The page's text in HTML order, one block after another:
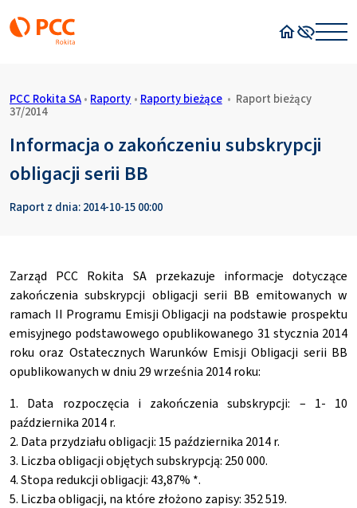
PCC Rokita SA • Raporty • Raporty bieżące • Raport bieżący
37/2014
Informacja o zakończeniu subskrypcji
obligacji serii BB
Raport z dnia: 2014-10-15 00:00
Zarząd PCC Rokita SA przekazuje informacje dotyczące
zakończenia subskrypcji obligacji serii BB emitowanych w
ramach II Programu Emisji Obligacji na podstawie prospektu
emisyjnego podstawowego opublikowanego 31 stycznia 2014
roku oraz Ostatecznych Warunków Emisji Obligacji serii BB
opublikowanych w dniu 29 września 2014 roku:
1. Data rozpoczęcia i zakończenia subskrypcji: – 1- 10
października 2014 r.
2. Data przydziału obligacji: 15 października 2014 r.
3. Liczba obligacji objętych subskrypcją: 250 000.
4. Stopa redukcji obligacji: 43,87% *.
5. Liczba obligacji, na które złożono zapisy: 352 519.